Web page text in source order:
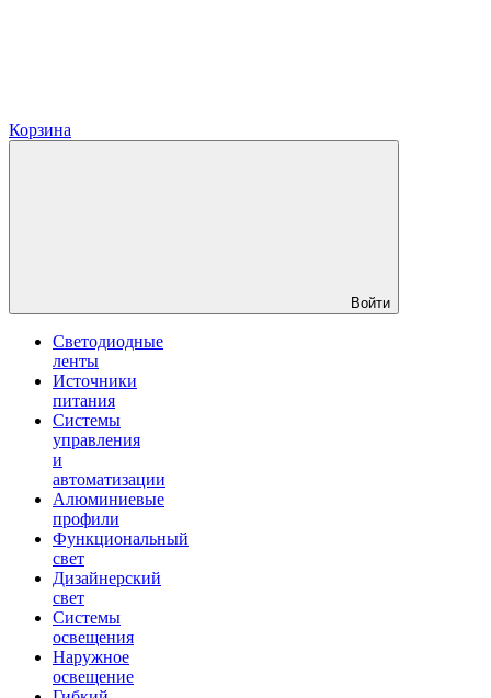
Корзина
Войти
Светодиодные
ленты
Источники
питания
Системы
управления
и
автоматизации
Алюминиевые
профили
Функциональный
свет
Дизайнерский
свет
Системы
освещения
Наружное
освещение